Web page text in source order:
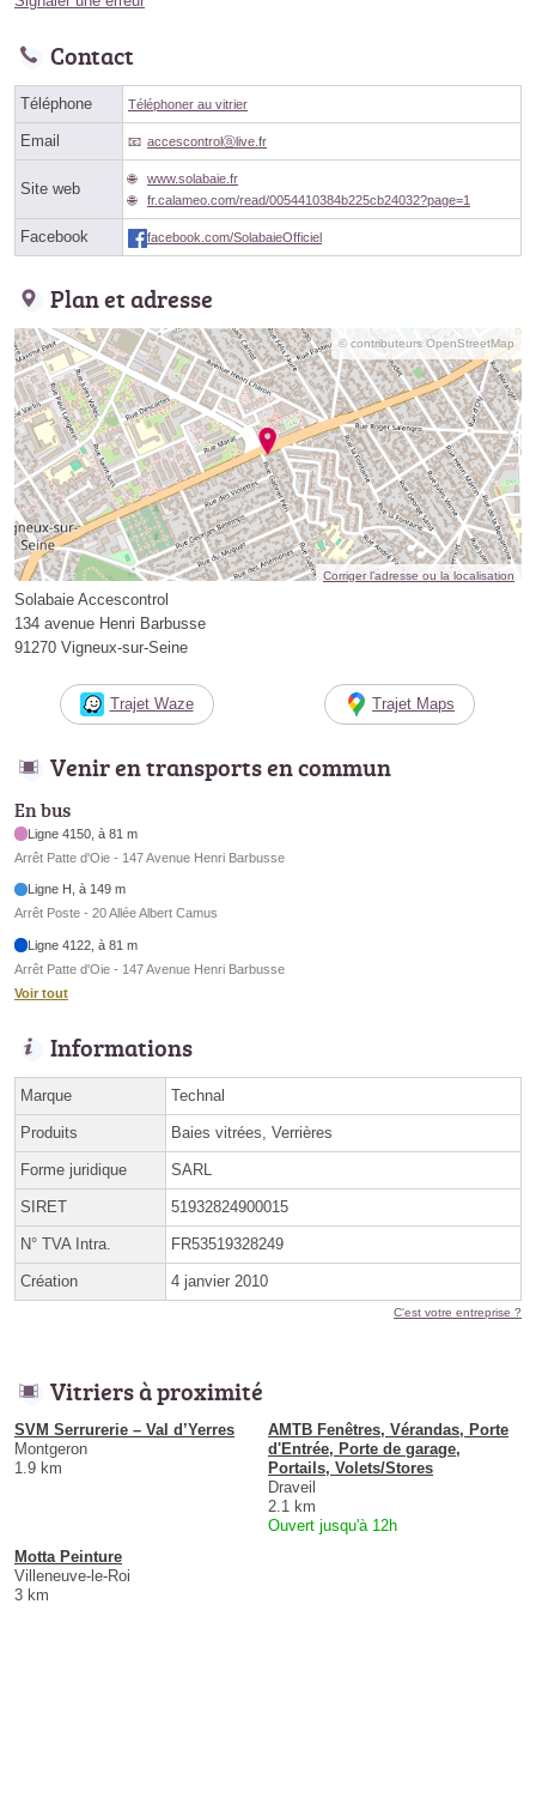
Contact
Téléphone Téléphoner au vitrier
Email accescontrolⓐlive.fr
Site web
www.solabaie.fr
fr.calameo.com/read/0054410384b225cb24032?page=1
Facebook facebook.com/SolabaieOfficiel
Plan et adresse
© contributeurs OpenStreetMap
Corriger l’adresse ou la localisation
Solabaie Accescontrol
134 avenue Henri Barbusse
91270 Vigneux-sur-Seine
Trajet Waze Trajet Maps
Venir en transports en commun
En bus
Ligne 4150, à 81 m
Arrêt Patte d'Oie - 147 Avenue Henri Barbusse
Ligne H, à 149 m
Arrêt Poste - 20 Allée Albert Camus
Ligne 4122, à 81 m
Arrêt Patte d'Oie - 147 Avenue Henri Barbusse
Voir tout
Informations
Marque Technal
Produits Baies vitrées, Verrières
Forme juridique SARL
SIRET 51932824900015
N° TVA Intra. FR53519328249
Création 4 janvier 2010
C'est votre entreprise ?
Vitriers à proximité
SVM Serrurerie – Val d’Yerres
Montgeron
1.9 km
AMTB Fenêtres, Vérandas, Porte
d'Entrée, Porte de garage,
Portails, Volets/Stores
Draveil
2.1 km
Ouvert jusqu'à 12h
Motta Peinture
Villeneuve-le-Roi
3 km